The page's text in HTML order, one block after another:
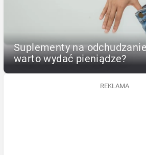
Suplementy na
warto wydać pieniądze?
REKLAMA